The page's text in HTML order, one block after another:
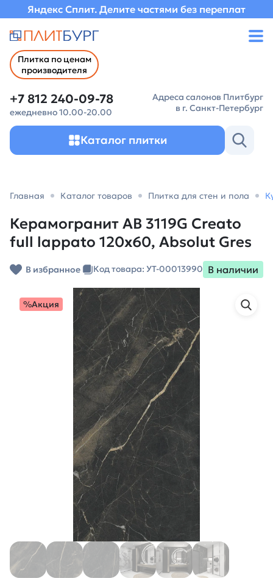
Яндекс Сплит. Делите частями без переплат
Плитка по ценам
производителя
+7 812 240-09-78
ежедневно 10.00-20.00
Адреса салонов Плитбург
в г. Санкт-Петербург
Каталог плитки
Главная Каталог товаров Плитка для стен и пола
Керамогранит AB 3119G Creato
full lappato 120x60, Absolut Gres
В избранное Код товара: УТ-00013990 В наличии
%Акция